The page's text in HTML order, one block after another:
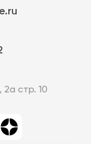
2а стр. 10